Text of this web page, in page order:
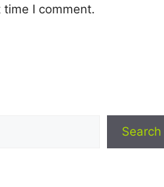
I comment.
Search